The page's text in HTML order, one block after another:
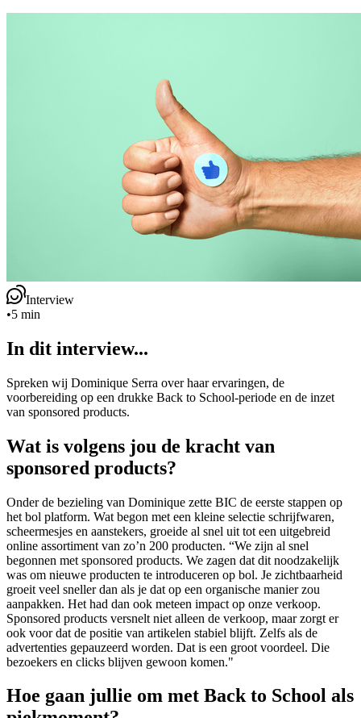
Interview
•5 min
In dit interview...
Spreken wij Dominique Serra over haar ervaringen, de
voorbereiding op een drukke Back to School-periode en de inzet
van sponsored products.
Wat is volgens jou de kracht van
sponsored products?
Onder de bezieling van Dominique zette BIC de eerste stappen op
het bol platform. Wat begon met een kleine selectie schrijfwaren,
scheermesjes en aanstekers, groeide al snel uit tot een uitgebreid
online assortiment van zo’n 200 producten. “We zijn al snel
begonnen met sponsored products. We zagen dat dit noodzakelijk
was om nieuwe producten te introduceren op bol. Je zichtbaarheid
groeit veel sneller dan als je dat op een organische manier zou
aanpakken. Het had dan ook meteen impact op onze verkoop.
Sponsored products versnelt niet alleen de verkoop, maar zorgt er
ook voor dat de positie van artikelen stabiel blijft. Zelfs als de
advertenties gepauzeerd worden. Dat is een groot voordeel. Die
bezoekers en clicks blijven gewoon komen."
Hoe gaan jullie om met Back to School als